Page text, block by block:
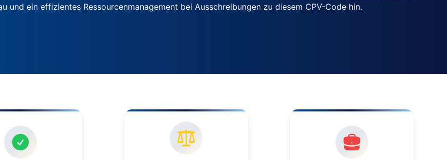
und ein effizientes Ressourcenmanagement bei Ausschreibungen zu diesem CPV-Code hin.